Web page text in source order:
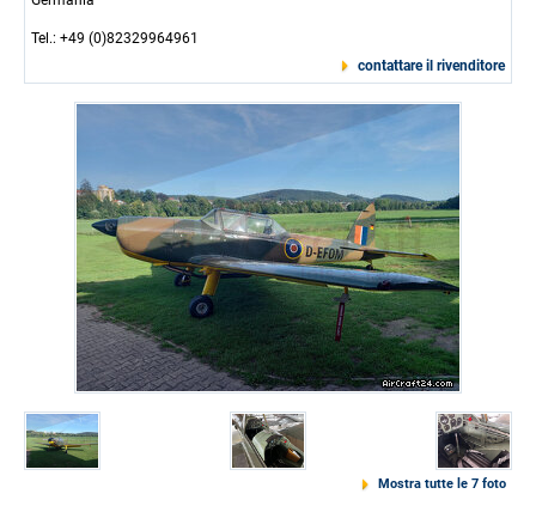
Tel.: +49 (0)82329964961
contattare il rivenditore
Mostra tutte le 7 foto